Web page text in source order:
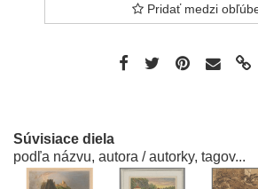
Pridať medzi
Súvisiace diela
podľa názvu, autora / autorky, tagov...